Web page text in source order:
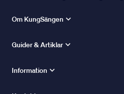
Om KungSängen
Guider & Artiklar
Information